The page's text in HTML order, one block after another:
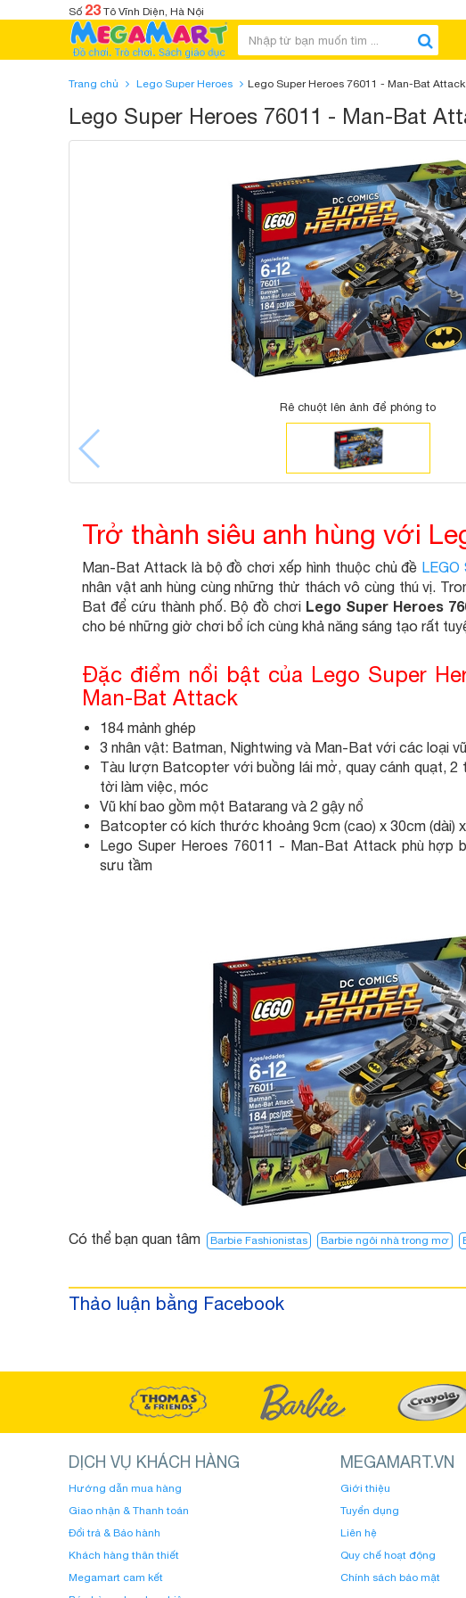
Số 23 Tô Vĩnh Diện, Hà Nội
Trang chủ Lego Super Heroes Lego Super Heroes 76011 - Man-Bat Attack
Lego Super Heroes 76011 - Man-Bat
Rê chuột lên ảnh để phóng to
Trở thành siêu anh hùng với
Man-Bat Attack là bộ đồ chơi xếp hình thuộc chủ đề LEGO
nhân vật anh hùng cùng những thử thách vô cùng thú vị.
Bat để cứu thành phố. Bộ đồ chơi Lego Super Heroes
cho bé những giờ chơi bổ ích cùng khả năng sáng tạo rất
Đặc điểm nổi bật của Lego Super
Man-Bat Attack
184 mảnh ghép
3 nhân vật: Batman, Nightwing và Man-Bat với các loại
Tàu lượn Batcopter với buồng lái mở, quay cánh quạt, 2
tời làm việc, móc
Vũ khí bao gồm một Batarang và 2 gậy nổ
Batcopter có kích thước khoảng 9cm (cao) x 30cm (dài) x
Lego Super Heroes 76011 - Man-Bat Attack phù hợp
sưu tầm
Có thể bạn quan tâm Barbie Fashionistas Barbie ngôi nhà trong mơ
Thảo luận bằng Facebook
DỊCH VỤ KHÁCH HÀNG
Hướng dẫn mua hàng
Giao nhận & Thanh toán
Đổi trả & Bảo hành
Khách hàng thân thiết
Megamart cam kết
MEGAMART.VN
Giới thiệu
Tuyển dụng
Liên hệ
Quy chế hoạt động
Chính sách bảo mật